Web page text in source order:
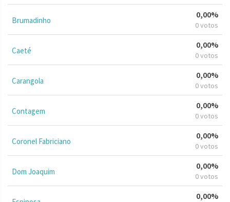
Brumadinho
0,00%
0 votos
Caeté
0,00%
0 votos
Carangola
0,00%
0 votos
Contagem
0,00%
0 votos
Coronel Fabriciano
0,00%
0 votos
Dom Joaquim
0,00%
0 votos
0,00%